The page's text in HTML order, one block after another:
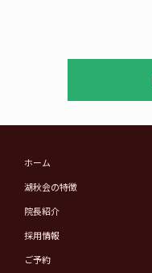
ホーム
湖秋会の特徴
院長紹介
採用情報
ご予約